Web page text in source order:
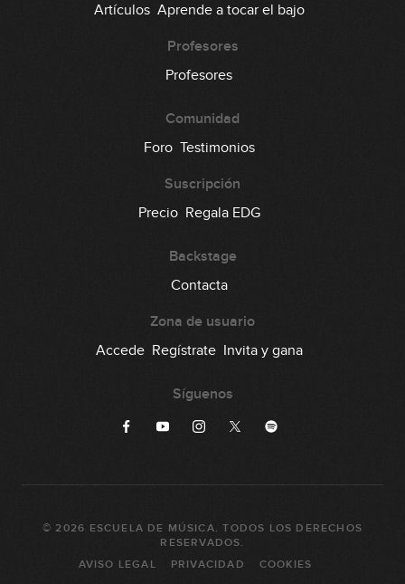
Artículos Aprende a tocar el bajo
Profesores
Profesores
Comunidad
Foro Testimonios
Suscripción
Precio Regala EDG
Backstage
Contacta
Zona de usuario
Accede Regístrate Invita y gana
Síguenos
©2026 ESCUELA DE MÚSICA. TODOS LOS DERECHOS
RESERVADOS.
AVISO LEGAL
PRIVACIDAD COOKIES